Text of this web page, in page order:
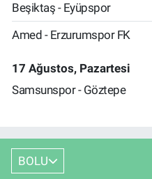
Beşiktaş - Eyüpspor
Amed - Erzurumspor FK
17 Ağustos, Pazartesi
Samsunspor - Göztepe
BOLU